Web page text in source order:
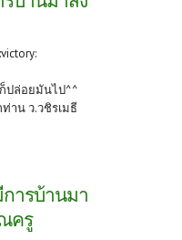
ปล่อยมันไป^^
าน ว.วชิรเมธี
การบ้านมา
ครู